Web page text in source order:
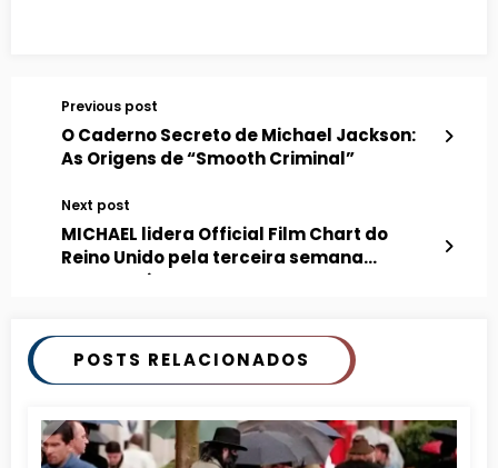
Previous post
O Caderno Secreto de Michael Jackson:
As Origens de “Smooth Criminal”
Next post
MICHAEL lidera Official Film Chart do
Reino Unido pela terceira semana
consecutiva
POSTS RELACIONADOS